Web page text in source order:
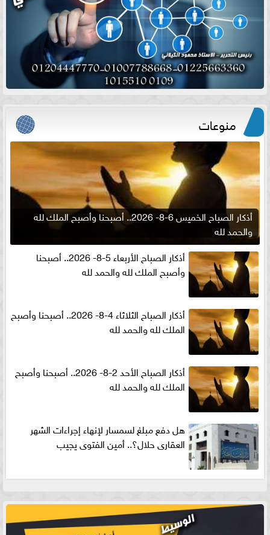
منوعات
أذكار الصباح الخميس 6-8- 2026.. أصبحنا وأصبح الملك لله
والحمد لله
أذكار الصباح الأربعاء 5-8- 2026.. أصبحنا
وأصبح الملك لله والحمد لله
أذكار الصباح الثلاثاء 4-8- 2026.. أصبحنا وأصبح
الملك لله والحمد لله
أذكار الصباح الأحد 2-8- 2026.. أصبحنا وأصبح
الملك لله والحمد لله
هل دفع مبلغ لسمسار لإنهاء إجراءات الشهر
العقارى حلال؟.. أمين الفتوى يجيب